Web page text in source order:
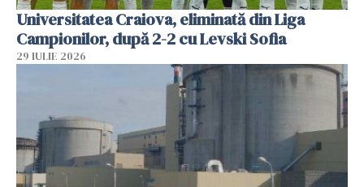
Universitatea Craiova, eliminată din Liga
Campionilor, după 2-2 cu Levski Sofia
29 IULIE 2026